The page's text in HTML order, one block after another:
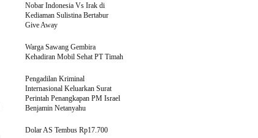
Nobar Indonesia Vs Irak di
Kediaman Sulistina Bertabur
Give Away
Warga Sawang Gembira
Kehadiran Mobil Sehat PT Timah
Pengadilan Kriminal
Internasional Keluarkan Surat
Perintah Penangkapan PM Israel
Benjamin Netanyahu
Dolar AS Tembus Rp17.700